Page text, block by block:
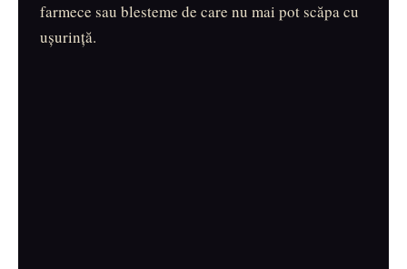
farmece sau blesteme de care nu mai pot scăpa cu
ușurință.